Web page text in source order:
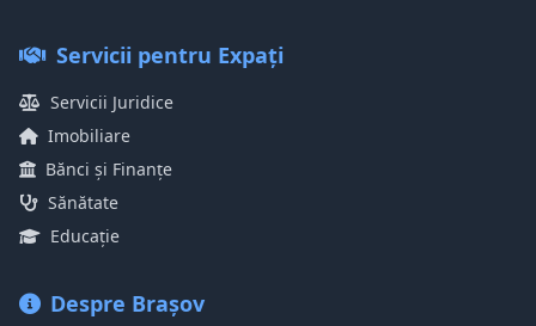
Servicii pentru Expați
Servicii Juridice
Imobiliare
Bănci și Finanțe
Sănătate
Educație
Despre Brașov